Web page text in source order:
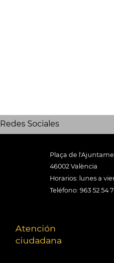
Redes Sociales
Plaça de
46002 València
Horarios: lunes a
Teléfono: 963 52 54
Atención
ciudadana